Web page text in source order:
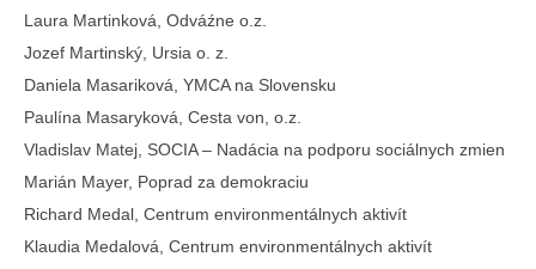
Laura Martinková, Odváźne o.z.
Jozef Martinský, Ursia o. z.
Daniela Masariková, YMCA na Slovensku
Paulína Masaryková, Cesta von, o.z.
Vladislav Matej, SOCIA – Nadácia na podporu sociálnych zmien
Marián Mayer, Poprad za demokraciu
Richard Medal, Centrum environmentálnych aktivít
Klaudia Medalová, Centrum environmentálnych aktivít